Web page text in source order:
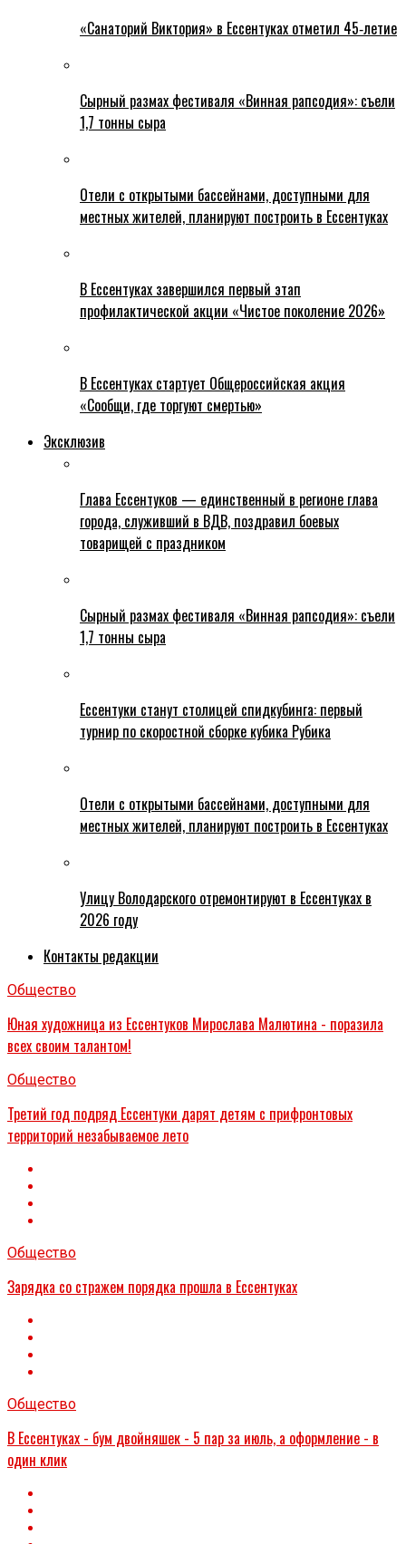
«Санаторий Виктория» в Ессентуках отметил 45‑летие
Сырный размах фестиваля «Винная рапсодия»: съели
1,7 тонны сыра
Отели с открытыми бассейнами, доступными для
местных жителей, планируют построить в Ессентуках
В Ессентуках завершился первый этап
профилактической акции «Чистое поколение 2026»
В Ессентуках стартует Общероссийская акция
«Сообщи, где торгуют смертью»
Эксклюзив
Глава Ессентуков — единственный в регионе глава
города, служивший в ВДВ, поздравил боевых
товарищей с праздником
Сырный размах фестиваля «Винная рапсодия»: съели
1,7 тонны сыра
Ессентуки станут столицей спидкубинга: первый
турнир по скоростной сборке кубика Рубика
Отели с открытыми бассейнами, доступными для
местных жителей, планируют построить в Ессентуках
Улицу Володарского отремонтируют в Ессентуках в
2026 году
Контакты редакции
Общество
Юная художница из Ессентуков Мирослава Малютина - поразила
всех своим талантом!
Общество
Третий год подряд Ессентуки дарят детям с прифронтовых
территорий незабываемое лето
Общество
Зарядка со стражем порядка прошла в Ессентуках
Общество
В Ессентуках - бум двойняшек - 5 пар за июль, а оформление - в
один клик